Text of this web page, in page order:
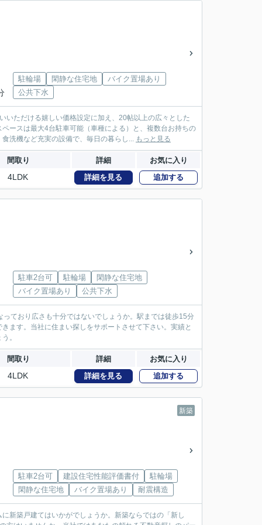
駐輪場 閑静な住宅地
バイク置場あり
公共下水
いただける嬉しい価格設定に加え、20帖以上の広々とした
ースは最大4台駐車可能（車種による）と、複数台お持ちの
洗機など充実の設備で、毎日の暮らし... もっと見る
間取り 詳細 お気に入り
4LDK 詳細を見る 追加する
駐車2台可 駐輪場
閑静な住宅地
バイク置場あり
公共下水
ており広さも十分ではないでしょうか。駅までは徒歩15分
ます。当社に住まい探しをサポートさせて下さい。実績と
。
間取り 詳細 お気に入り
4LDK 詳細を見る 追加する
新築
駐車2台可 建設住宅性能評価書付
駐輪場
閑静な住宅地
バイク置場あり 耐震構造
新築戸建てはいかがでしょうか。新築ならではの「新し